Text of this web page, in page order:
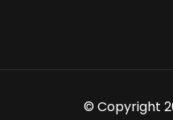
© Copyright